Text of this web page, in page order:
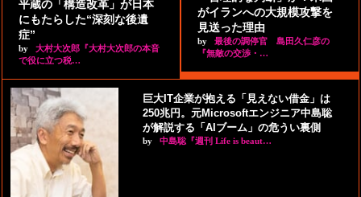
平蔵の「構造改革」が日本
にもたらした“深刻な後遺
症”
by
大村大次郎『大村大次郎の本音
で役に立つ税…
がイランへの大規模攻撃を
見送った理由
by
最後の調停官 島田久仁彦の
『無敵の交渉・…
巨大IT企業が抱える「見えない借金」は
250兆円。元Microsoftエンジニア中島聡
が解説する「AIブーム」の危うい裏側
by 中島聡『週刊 Life is beaut…